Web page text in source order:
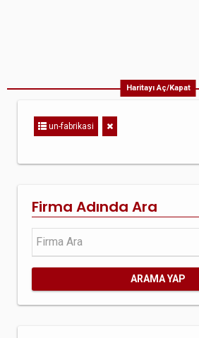
Haritayı Aç/Kapat
un-fabrikasi
Firma Adında Ara
ARAMA YAP